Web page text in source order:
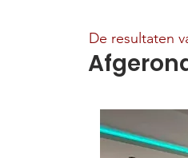
De resultaten